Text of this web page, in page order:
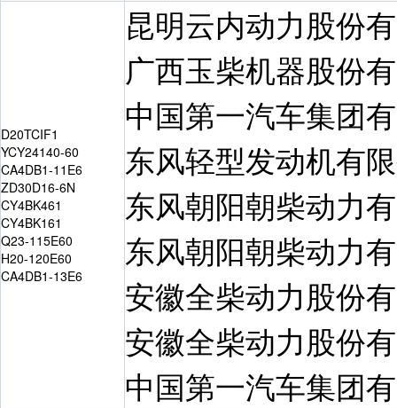
D20TCIF1
YCY24140-60
CA4DB1-11E6
ZD30D16-6N
CY4BK461
CY4BK161
Q23-115E60
H20-120E60
CA4DB1-13E6
昆明云内动力股份
广西玉柴机器股份
中国第一汽车集团
东风轻型发动机有
东风朝阳朝柴动力
东风朝阳朝柴动力
安徽全柴动力股份
安徽全柴动力股份
中国第一汽车集团